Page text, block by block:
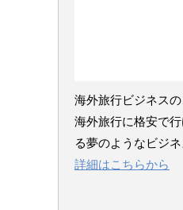
海外旅行ビジネス
海外旅行に格安で
る夢のようなビジ
詳細はこちらから